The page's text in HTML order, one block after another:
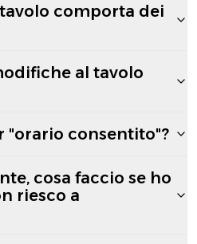
comporta dei
al tavolo
"orario consentito"?
cosa faccio se ho
riesco a